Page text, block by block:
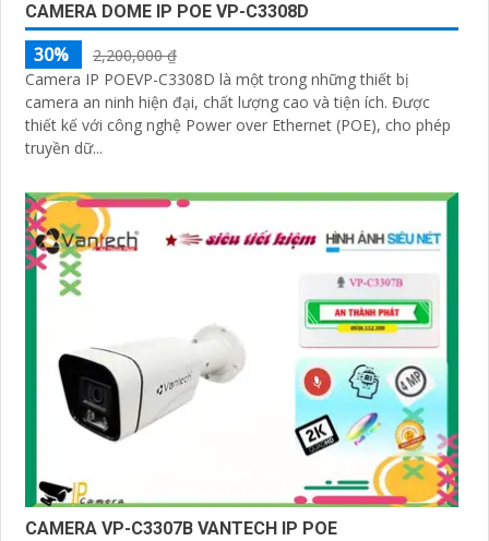
CAMERA DOME IP POE VP-C3308D
30%
2,200,000 ₫
Camera IP POEVP-C3308D là một trong những thiết bị
camera an ninh hiện đại, chất lượng cao và tiện ích. Được
thiết kế với công nghệ Power over Ethernet (POE), cho phép
truyền dữ...
CAMERA VP-C3307B VANTECH IP POE